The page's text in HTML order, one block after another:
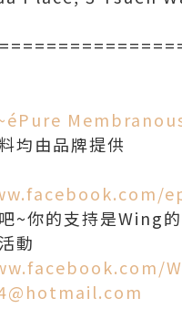
均由品牌提供
~你的支持是Wing
動